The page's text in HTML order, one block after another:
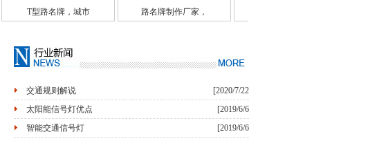
路名牌制作厂家， 郑州路名牌厂家，
交通规则解说
[2020/7/22
太阳能信号灯优点
[2019/6/6
智能交通信号灯
[2019/6/6